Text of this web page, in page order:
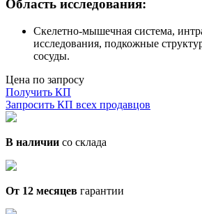
Область исследования:
Скелетно-мышечная система,
исследования, подкожные
сосуды.
Цена по запросу
Получить КП
Запросить КП всех продавцов
В наличии со склада
От 12 месяцев гарантии